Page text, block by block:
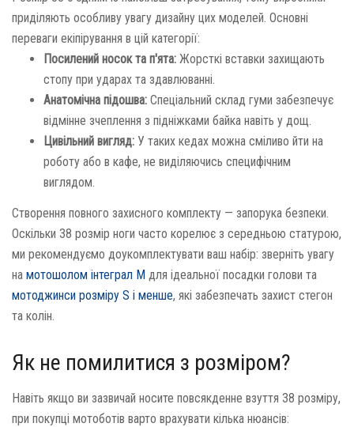
приділяють особливу увагу дизайну цих моделей. Основні
переваги екіпірування в цій категорії:
Посилений носок та п'ята: Жорсткі вставки захищають
стопу при ударах та здавлюванні.
Анатомічна підошва: Спеціальний склад гуми забезпечує
відмінне зчеплення з підніжками байка навіть у дощ.
Цивільний вигляд: У таких кедах можна сміливо йти на
роботу або в кафе, не виділяючись специфічним
виглядом.
Створення повного захисного комплекту — запорука безпеки.
Оскільки 38 розмір ноги часто корелює з середньою статурою,
ми рекомендуємо доукомплектувати ваш набір: зверніть увагу
на мотошолом інтеграл M для ідеальної посадки голови та
мотоджинси розміру S і менше, які забезпечать захист стегон
та колін.
Як не помилитися з розміром?
Навіть якщо ви зазвичай носите повсякденне взуття 38 розміру,
при покупці мотоботів варто врахувати кілька нюансів: